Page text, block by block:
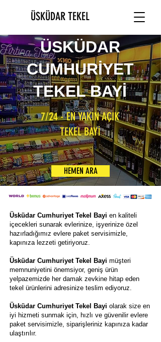
ÜSKÜDAR TEKEL
ÜSKÜDAR
CUMHURİYET
TEKEL BAYİ
7/24 - EN YAKIN AÇIK
TEKEL BAYİ
HEMEN ARA
Üsküdar Cumhuriyet Tekel Bayi en kaliteli
içecekleri sunarak evlerinize, işyerinize özel
hazırladığımız evlere paket servisimizle,
kapınıza lezzeti getiriyoruz.
Üsküdar Cumhuriyet Tekel Bayi müşteri
memnuniyetini önemsiyor, geniş ürün
yelpazemizde her damak zevkine hitap eden
tekel ürünlerini adresinize teslim ediyoruz.
Üsküdar Cumhuriyet Tekel Bayi olarak size en
iyi hizmeti sunmak için, hızlı ve güvenilir evlere
paket servisimizle, siparişleriniz kapınıza kadar
ulaştırılır.